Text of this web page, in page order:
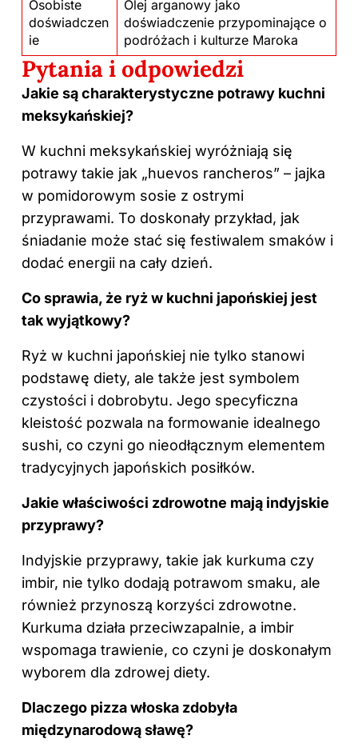
Osobiste
doświadczen
ie
Olej arganowy jako
doświadczenie przypominające o
podróżach i kulturze Maroka
Pytania i odpowiedzi
Jakie są charakterystyczne potrawy kuchni
meksykańskiej?
W kuchni meksykańskiej wyróżniają się
potrawy takie jak „huevos rancheros” – jajka
w pomidorowym sosie z ostrymi
przyprawami. To doskonały przykład, jak
śniadanie może stać się festiwalem smaków i
dodać energii na cały dzień.
Co sprawia, że ryż w kuchni japońskiej jest
tak wyjątkowy?
Ryż w kuchni japońskiej nie tylko stanowi
podstawę diety, ale także jest symbolem
czystości i dobrobytu. Jego specyficzna
kleistość pozwala na formowanie idealnego
sushi, co czyni go nieodłącznym elementem
tradycyjnych japońskich posiłków.
Jakie właściwości zdrowotne mają indyjskie
przyprawy?
Indyjskie przyprawy, takie jak kurkuma czy
imbir, nie tylko dodają potrawom smaku, ale
również przynoszą korzyści zdrowotne.
Kurkuma działa przeciwzapalnie, a imbir
wspomaga trawienie, co czyni je doskonałym
wyborem dla zdrowej diety.
Dlaczego pizza włoska zdobyła
międzynarodową sławę?